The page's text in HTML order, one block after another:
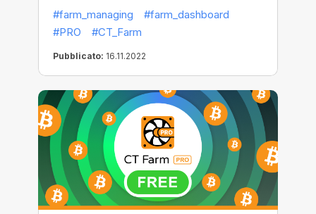
così potrai aggiungere tutti i PC e i Workers
che vuoi!
#farm_managing
#farm_dashboard
#PRO
#CT_Farm
Pubblicato: 16.11.2022